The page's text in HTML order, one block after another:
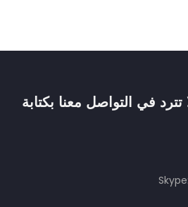
في التواصل معنا بكتابة